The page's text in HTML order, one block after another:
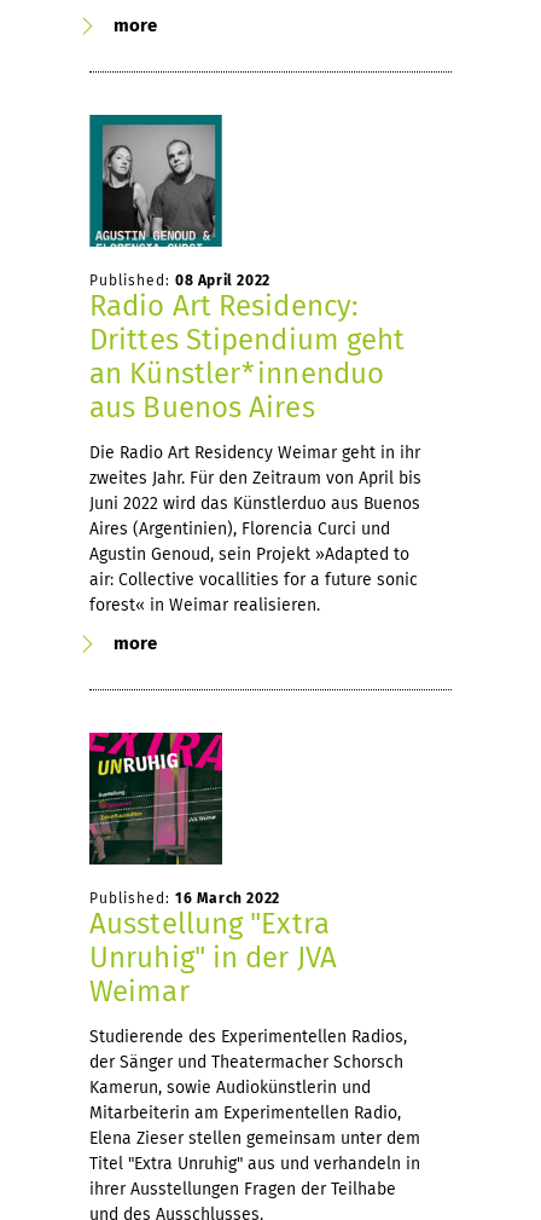
more
Published: 08 April 2022
Radio Art Residency:
Drittes Stipendium geht
an Künstler*innenduo
aus Buenos Aires
Die Radio Art Residency Weimar geht in ihr
zweites Jahr. Für den Zeitraum von April bis
Juni 2022 wird das Künstlerduo aus Buenos
Aires (Argentinien), Florencia Curci und
Agustin Genoud, sein Projekt »Adapted to
air: Collective vocallities for a future sonic
forest« in Weimar realisieren.
more
Published: 16 March 2022
Ausstellung "Extra
Unruhig" in der JVA
Weimar
Studierende des Experimentellen Radios,
der Sänger und Theatermacher Schorsch
Kamerun, sowie Audiokünstlerin und
Mitarbeiterin am Experimentellen Radio,
Elena Zieser stellen gemeinsam unter dem
Titel "Extra Unruhig" aus und verhandeln in
ihrer Ausstellungen Fragen der Teilhabe
und des Ausschlusses.